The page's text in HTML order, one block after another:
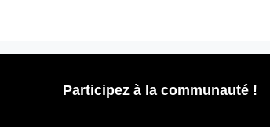
Participez à la communauté !